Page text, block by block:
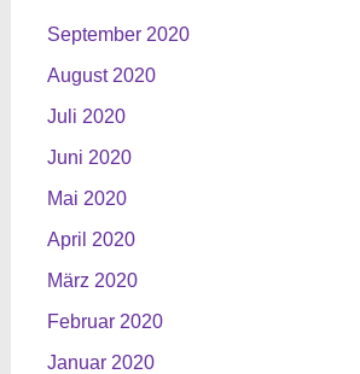
September 2020
August 2020
Juli 2020
Juni 2020
Mai 2020
April 2020
März 2020
Februar 2020
Januar 2020